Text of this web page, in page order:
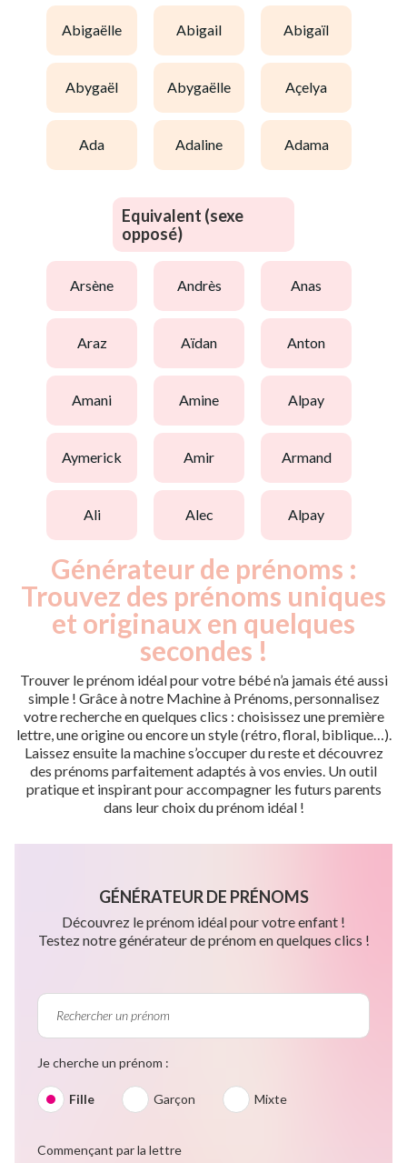
abigaëlle abigail abigaïl
abygaël abygaëlle açelya
ada adaline adama
Equivalent (sexe
opposé)
arsène andrès anas
araz aïdan anton
amani amine alpay
aymerick amir armand
ali alec alpay
Générateur de prénoms :
Trouvez des prénoms uniques
et originaux en quelques
secondes !
Trouver le prénom idéal pour votre bébé n’a jamais été aussi
simple ! Grâce à notre Machine à Prénoms, personnalisez
votre recherche en quelques clics : choisissez une première
lettre, une origine ou encore un style (rétro, floral, biblique…).
Laissez ensuite la machine s’occuper du reste et découvrez
des prénoms parfaitement adaptés à vos envies. Un outil
pratique et inspirant pour accompagner les futurs parents
dans leur choix du prénom idéal !
GÉNÉRATEUR DE PRÉNOMS
Découvrez le prénom idéal pour votre enfant !
Testez notre générateur de prénom en quelques clics !
Je cherche un prénom :
Fille Garçon Mixte
Commençant par la lettre